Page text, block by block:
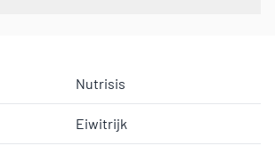
Nutrisis
Eiwitrijk